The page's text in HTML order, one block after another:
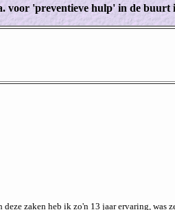
voor 'preventieve hulp' in de buurt
zaken heb ik zo'n 13 jaar ervaring, was